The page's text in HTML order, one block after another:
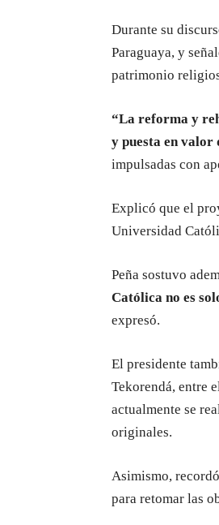
Durante su
Paraguaya, y
patrimonio
“La reforma y
y puesta en
impulsadas con
Explicó que el
Universidad
Peña sostuvo
Católica no es
expresó.
El presidente
Tekorendá, entre
actualmente se
originales.
Asimismo,
para retomar las